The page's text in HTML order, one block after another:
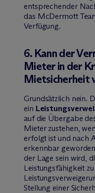
entsprechender
das McDermott
Verfügung.
6. Kann der
Mieter in der
Mietsicherheit
Grundsätzlich nein.
ein
auf die Übergabe
Mieter zustehen,
erfolgt ist und nach
erkennbar
der Lage sein wird,
Leistungsfähigkeit
Stellung einer